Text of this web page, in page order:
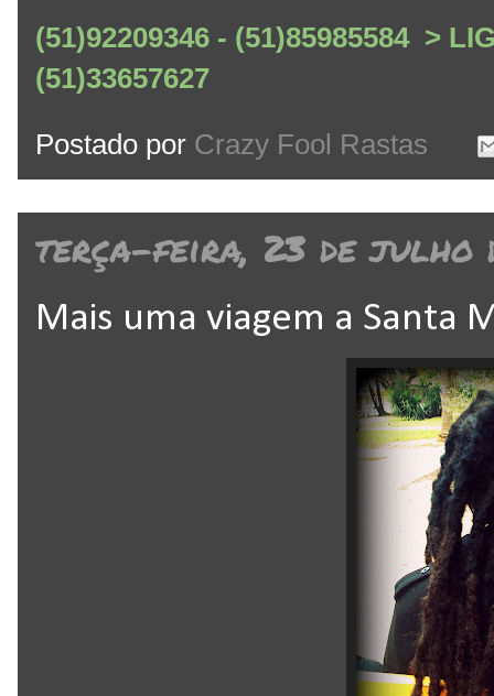
(51)92209346 - (51)85985584 >
(51)33657627
Postado por Crazy Fool Rastas
terça-feira, 23 de julho
Mais uma viagem a Santa